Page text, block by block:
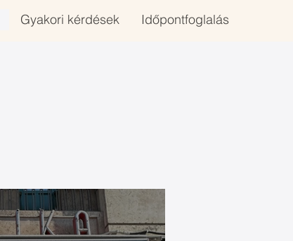
Gyakori kérdések Időpontfoglalás